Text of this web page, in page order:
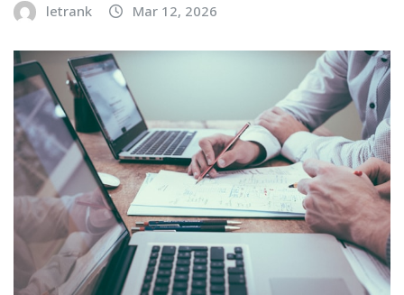
letrank Mar 12, 2026